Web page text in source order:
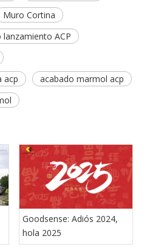
Muro Cortina
lanzamiento ACP
acp
acabado marmol acp
Goodsense: Adiós 2024,
hola 2025